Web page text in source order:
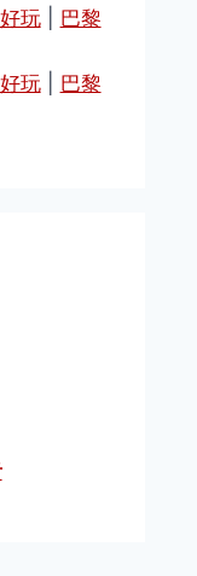
玩| 巴黎
玩| 巴黎